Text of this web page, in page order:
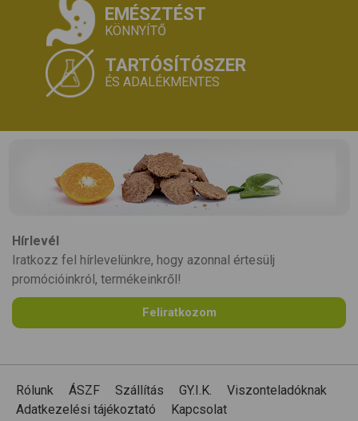
EMÉSZTÉST
KÖNNYÍTŐ
TARTÓSÍTÓSZER
ÉS ADALÉKMENTES
Hírlevél
Iratkozz fel hírlevelünkre, hogy azonnal értesülj
promócióinkról, termékeinkről!
Feliratkozom
Rólunk ÁSZF Szállítás GY.I.K.
Viszonteladóknak
Adatkezelési tájékoztató
Kapcsolat